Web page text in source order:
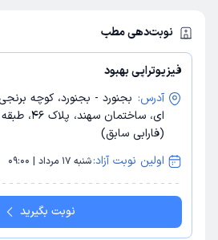
نوبت‌دهی مطب
فیزیوتراپی بهبود
آدرس: بجنورد - بجنورد، کوچه
(فارابی سابق)
اولین نوبت آزاد:شنبه 17 مرداد | 09:00
نوبت بگیرید